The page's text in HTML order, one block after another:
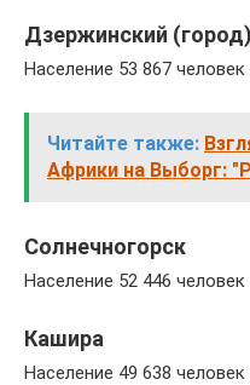
Дзержинский (город)
Население 53 867 человек
Читайте также:
Африки на Выборг:
Солнечногорск
Население 52 446 человек
Кашира
Население 49 638 человек